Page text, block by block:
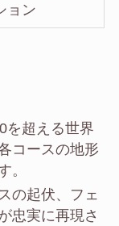
ョン
を超える世界
コースの地形
。
の起伏、フェ
忠実に再現さ